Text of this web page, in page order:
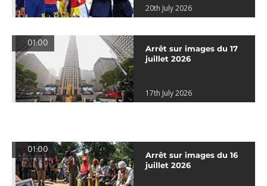
20th July 2026
01:00
Arrêt sur images du 17
juillet 2026
17th July 2026
01:00
Arrêt sur images du 16
juillet 2026